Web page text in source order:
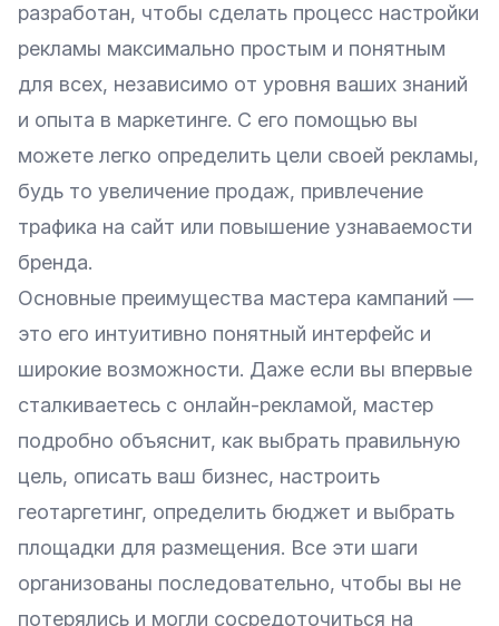
разработан, чтобы сделать процесс настройки
рекламы максимально простым и понятным
для всех, независимо от уровня ваших знаний
и опыта в маркетинге. С его помощью вы
можете легко определить цели своей рекламы,
будь то увеличение продаж, привлечение
трафика на сайт или повышение узнаваемости
бренда.
Основные преимущества мастера кампаний —
это его интуитивно понятный интерфейс и
широкие возможности. Даже если вы впервые
сталкиваетесь с онлайн-рекламой, мастер
подробно объяснит, как выбрать правильную
цель, описать ваш бизнес, настроить
геотаргетинг, определить бюджет и выбрать
площадки для размещения. Все эти шаги
организованы последовательно, чтобы вы не
потерялись и могли сосредоточиться на